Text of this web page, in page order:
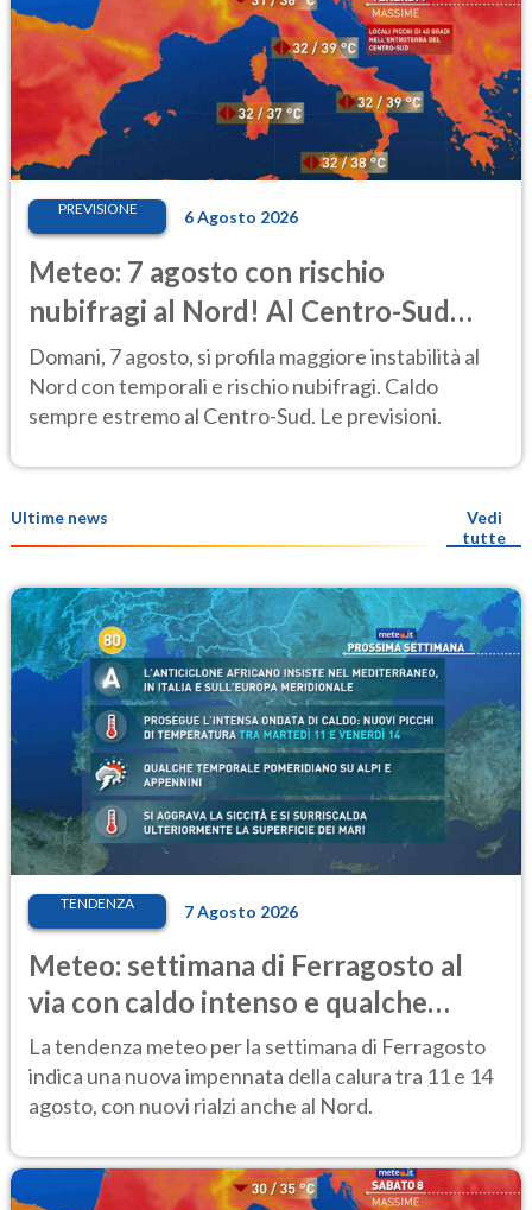
PREVISIONE 6 Agosto 2026
Meteo: 7 agosto con rischio
nubifragi al Nord! Al Centro-Sud
caldo estremo
Domani, 7 agosto, si profila maggiore instabilità al
Nord con temporali e rischio nubifragi. Caldo
sempre estremo al Centro-Sud. Le previsioni.
Ultime news
Vedi
tutte
TENDENZA 7 Agosto 2026
Meteo: settimana di Ferragosto al
via con caldo intenso e qualche
temporale
La tendenza meteo per la settimana di Ferragosto
indica una nuova impennata della calura tra 11 e 14
agosto, con nuovi rialzi anche al Nord.